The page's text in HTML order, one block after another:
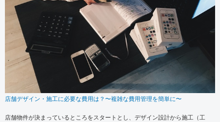
店舗デザイン・施工に必要な費用は？〜複雑な費用管理を簡単に〜
店舗物件が決まっているところをスタートとし、デザイン設計から施工（工